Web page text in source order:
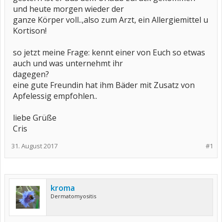
und heute morgen wieder der
ganze Körper voll..,also zum Arzt, ein Allergiemittel u
Kortison!
so jetzt meine Frage: kennt einer von Euch so etwas
auch und was unternehmt ihr
dagegen?
eine gute Freundin hat ihm Bäder mit Zusatz von
Apfelessig empfohlen..
liebe Grüße
Cris
#1
31. August 2017
kroma
Dermatomyositis